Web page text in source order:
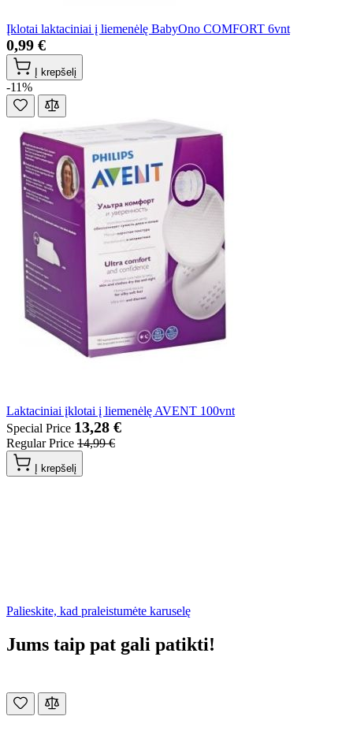
Įklotai laktaciniai į liemenėlę BabyOno COMFORT 6vnt
0,99 €
Į krepšelį
-11%
Laktaciniai įklotai į liemenėlę AVENT 100vnt
Special Price 13,28 €
Regular Price 14,99 €
Į krepšelį
Palieskite, kad praleistumėte karuselę
Jums taip pat gali patikti!